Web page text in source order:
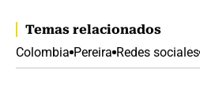
Temas relacionados
Colombia Pereira Redes sociales